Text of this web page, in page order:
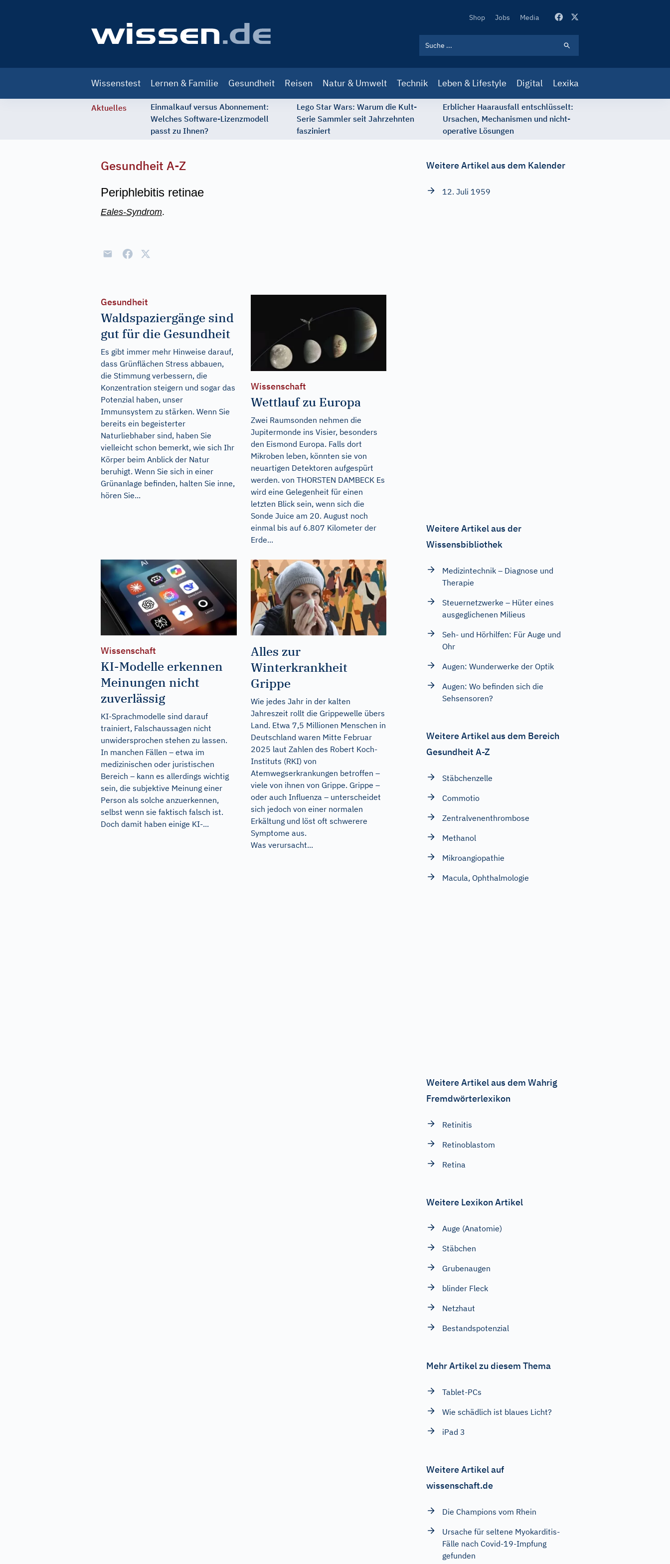
Secondary
Shop Jobs Media
navigation
Wissenstest Lernen & Familie Gesundheit Reisen Natur & Umwelt Technik Leben & Lifestyle Digital Lexika
Aktuelles
Einmalkauf versus Abonnement:
Welches Software-Lizenzmodell
passt zu Ihnen?
Lego Star Wars: Warum die Kult-
Serie Sammler seit Jahrzehnten
fasziniert
Erblicher Haarausfall entschlüsselt:
Ursachen, Mechanismen und nicht-
operative Lösungen
Gesundheit A-Z
Periphlebitis retinae
Eales-Syndrom.
Gesundheit
Waldspaziergänge sind
gut für die Gesundheit
Es gibt immer mehr Hinweise darauf,
dass Grünflächen Stress abbauen,
die Stimmung verbessern, die
Konzentration steigern und sogar das
Potenzial haben, unser
Immunsystem zu stärken. Wenn Sie
bereits ein begeisterter
Naturliebhaber sind, haben Sie
vielleicht schon bemerkt, wie sich Ihr
Körper beim Anblick der Natur
beruhigt. Wenn Sie sich in einer
Grünanlage befinden, halten Sie inne,
hören Sie...
Wissenschaft
Wettlauf zu Europa
Zwei Raumsonden nehmen die
Jupitermonde ins Visier, besonders
den Eismond Europa. Falls dort
Mikroben leben, könnten sie von
neuartigen Detektoren aufgespürt
werden. von THORSTEN DAMBECK Es
wird eine Gelegenheit für einen
letzten Blick sein, wenn sich die
Sonde Juice am 20. August noch
einmal bis auf 6.807 Kilometer der
Erde...
Wissenschaft
KI-Modelle erkennen
Meinungen nicht
zuverlässig
KI-Sprachmodelle sind darauf
trainiert, Falschaussagen nicht
unwidersprochen stehen zu lassen.
In manchen Fällen – etwa im
medizinischen oder juristischen
Bereich – kann es allerdings wichtig
sein, die subjektive Meinung einer
Person als solche anzuerkennen,
selbst wenn sie faktisch falsch ist.
Doch damit haben einige KI-...
Alles zur
Winterkrankheit
Grippe
Wie jedes Jahr in der kalten
Jahreszeit rollt die Grippewelle übers
Land. Etwa 7,5 Millionen Menschen in
Deutschland waren Mitte Februar
2025 laut Zahlen des Robert Koch-
Instituts (RKI) von
Atemwegserkrankungen betroffen –
viele von ihnen von Grippe. Grippe –
oder auch Influenza – unterscheidet
sich jedoch von einer normalen
Erkältung und löst oft schwerere
Symptome aus.
Was verursacht...
Weitere Artikel aus dem Kalender
12. Juli 1959
Weitere Artikel aus der
Wissensbibliothek
Medizintechnik – Diagnose und
Therapie
Steuernetzwerke – Hüter eines
ausgeglichenen Milieus
Seh- und Hörhilfen: Für Auge und
Ohr
Augen: Wunderwerke der Optik
Augen: Wo befinden sich die
Sehsensoren?
Weitere Artikel aus dem Bereich
Gesundheit A-Z
Stäbchenzelle
Commotio
Zentralvenenthrombose
Methanol
Mikroangiopathie
Macula, Ophthalmologie
Weitere Artikel aus dem Wahrig
Fremdwörterlexikon
Retinitis
Retinoblastom
Retina
Weitere Lexikon Artikel
Auge (Anatomie)
Stäbchen
Grubenaugen
blinder Fleck
Netzhaut
Bestandspotenzial
Mehr Artikel zu diesem Thema
Tablet-PCs
Wie schädlich ist blaues Licht?
iPad 3
Weitere Artikel auf
wissenschaft.de
Die Champions vom Rhein
Ursache für seltene Myokarditis-
Fälle nach Covid-19-Impfung
gefunden